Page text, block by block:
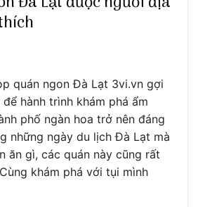
quán ngon Đà Lạt 3vi.vn gợi
hành trình khám phá ẩm
phố ngàn hoa trở nên đáng
những ngày du lịch Đà Lạt mà
ăn gì, các quán này cũng rất
khám phá với tụi mình